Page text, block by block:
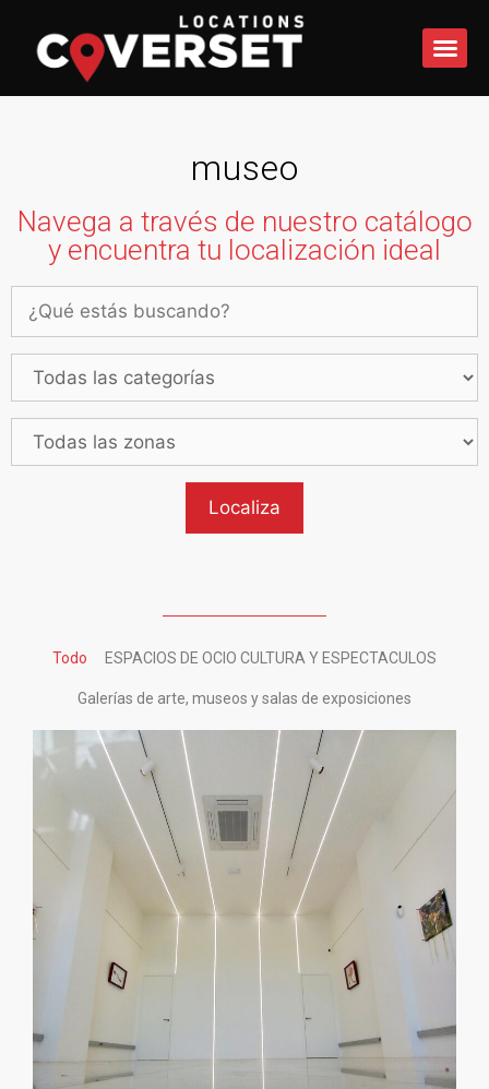
museo
Navega a través de nuestro catálogo
y encuentra tu localización ideal
Todo ESPACIOS DE OCIO CULTURA Y ESPECTACULOS
Galerías de arte, museos y salas de exposiciones